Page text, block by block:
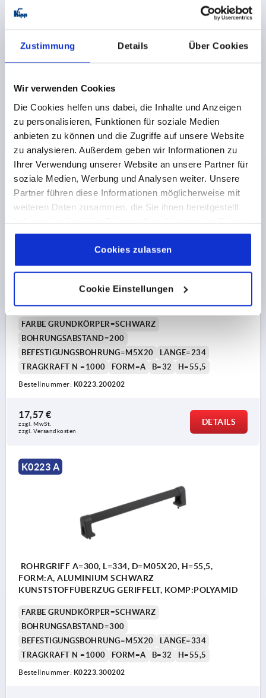
Zustimmung Details Über Cookies
Wir verwenden Cookies
Die Cookies helfen uns dabei, die Inhalte und Anzeigen
zu personalisieren, Funktionen für soziale Medien
anbieten zu können und die Zugriffe auf unsere Website
zu analysieren. Außerdem geben wir Informationen zu
Ihrer Verwendung unserer Website an unsere Partner für
soziale Medien, Werbung und Analysen weiter. Unsere
Partner führen diese Informationen möglicherweise mit
weiteren Daten zusammen, die Sie ihnen bereitgestellt
gesammelt haben.Cookie Richtlinien
Datenschutz|AGB
Cookies zulassen
Cookie Einstellungen
KUNSTSTOFFÜBERZUG GERIFFELT, KOMP:POLYAMID
BOHRUNGSABSTAND=150
BEFESTIGUNGSBOHRUNG=M5X20
16,42 €
zzgl. MwSt.
DETAILS
K0223 A
FORM:A, ALUMINIUM SCHWARZ
FARBE GRUNDKÖRPER=SCHWARZ
BOHRUNGSABSTAND=200
BEFESTIGUNGSBOHRUNG=M5X20
LÄNGE=234
TRAGKRAFT N =1000
FORM=A B=32 H=55,5
Bestellnummer: K0223.200202
17,57 €
zzgl. MwSt.
zzgl. Versandkosten
DETAILS
K0223 A
ROHRGRIFF A=300, L=334, D=M05X20, H=55,5,
FORM:A, ALUMINIUM SCHWARZ
KUNSTSTOFFÜBERZUG GERIFFELT, KOMP:POLYAMID
FARBE GRUNDKÖRPER=SCHWARZ
BOHRUNGSABSTAND=300
BEFESTIGUNGSBOHRUNG=M5X20
LÄNGE=334
TRAGKRAFT N =1000
FORM=A B=32 H=55,5
Bestellnummer: K0223.300202